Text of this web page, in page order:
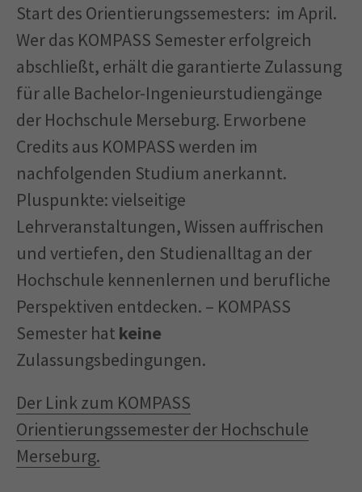
Start des Orientierungssemesters: im April.
Wer das KOMPASS Semester erfolgreich
abschließt, erhält die garantierte Zulassung
für alle Bachelor-Ingenieurstudiengänge
der Hochschule Merseburg. Erworbene
Credits aus KOMPASS werden im
nachfolgenden Studium anerkannt.
Pluspunkte: vielseitige
Lehrveranstaltungen, Wissen auffrischen
und vertiefen, den Studienalltag an der
Hochschule kennenlernen und berufliche
Perspektiven entdecken. – KOMPASS
Semester hat keine
Zulassungsbedingungen.
Der Link zum KOMPASS
Orientierungssemester der Hochschule
Merseburg.